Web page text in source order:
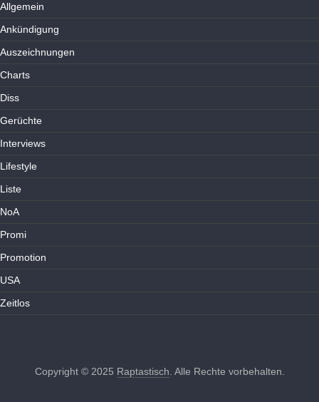
Allgemein
Ankündigung
Auszeichnungen
Charts
Diss
Gerüchte
Interviews
Lifestyle
Liste
NoA
Promi
Promotion
USA
Zeitlos
Copyright © 2025 Raptastisch. Alle Rechte vorbehalten.